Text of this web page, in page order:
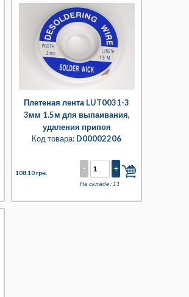
Плетеная лента LUT0031-3
3мм 1.5м для выпаивания,
удаления припоя
Код товара: D00002206
108.10 грн. - +
На складе: 11